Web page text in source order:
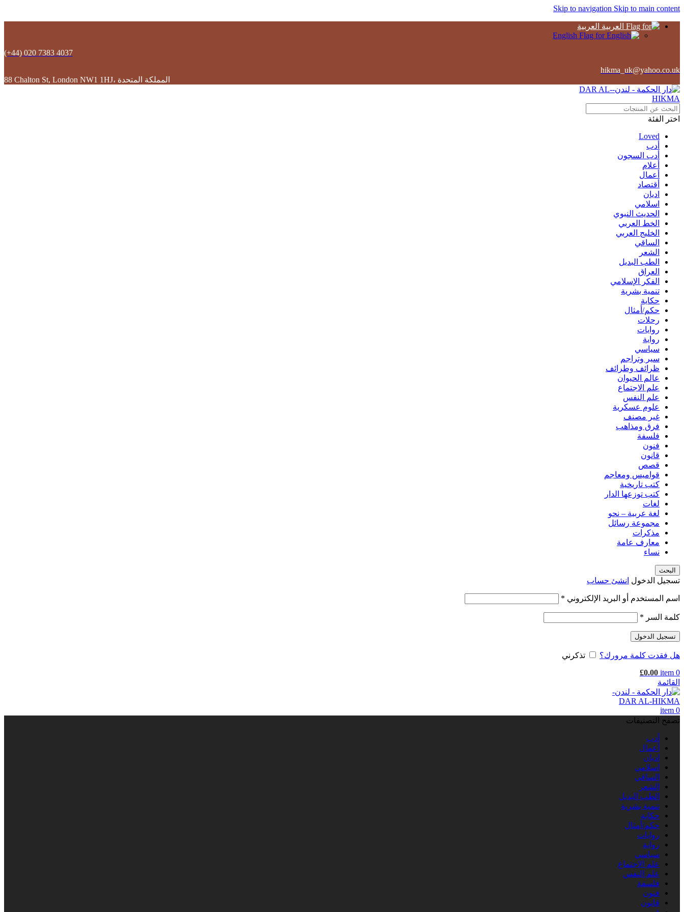
Skip to navigation Skip to main content
العربية
English
(+44) 020 7383 4037
hikma_uk@yahoo.co.uk
88 Chalton St, London NW1 1HJ، المملكة المتحدة
اختر الفئة
Loved
أدب
أدب السجون
أعلام
أعمال
أقتصاد
اديان
اسلامي
الحديث النبوي
الخط العربي
الخليج العربي
الساقي
الشعر
الطب البديل
العراق
الفكر الإسلامي
تنمية بشرية
حكاية
حكم/أمثال
رحلات
روايات
رواية
سياسي
سير وتراجم
ظرائف وطرائف
عالم الحيوان
علم الاجتماع
علم النفس
علوم عسكرية
غير مصنف
فرق ومذاهب
فلسفة
فنون
قانون
قصص
قواميس ومعاجم
كتب تاريخية
كتب توزعها الدار
لغات
لغة عربية – نحو
مجموعة رسائل
مذكرات
معارف عامة
نساء
البحث
تسجيل الدخول انشئ حساب
اسم المستخدم أو البريد الإلكتروني *
كلمة السر *
تسجيل الدخول
هل فقدت كلمة مرورك؟
تذكرني
0
item
£0.00
القائمة
0
item
تصفح التصنيفات
أدب
أعمال
اديان
اسلامي
الساقي
الشعر
الطب البديل
تنمية بشرية
حكاية
حكم/أمثال
روايات
رواية
سياسي
علم الاجتماع
علم النفس
فلسفة
فنون
قانون